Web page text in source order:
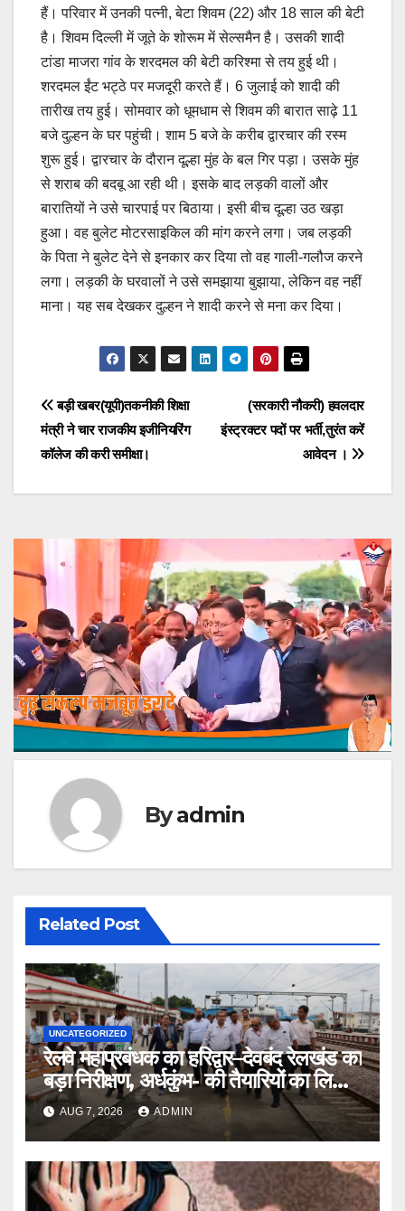
k
हैं। परिवार में उनकी पत्नी, बेटा शिवम (22) और 18 साल की बेटी
है। शिवम दिल्ली में जूते के शोरूम में सेल्समैन है। उसकी शादी
टांडा माजरा गांव के शरदमल की बेटी करिश्मा से तय हुई थी।
शरदमल ईंट भट्ठे पर मजदूरी करते हैं। 6 जुलाई को शादी की
तारीख तय हुई। सोमवार को धूमधाम से शिवम की बारात साढ़े 11
बजे दुल्हन के घर पहुंची। शाम 5 बजे के करीब द्वारचार की रस्म
शुरू हुई। द्वारचार के दौरान दूल्हा मुंह के बल गिर पड़ा। उसके मुंह
से शराब की बदबू आ रही थी। इसके बाद लड़की वालों और
बारातियों ने उसे चारपाई पर बिठाया। इसी बीच दूल्हा उठ खड़ा
हुआ। वह बुलेट मोटरसाइकिल की मांग करने लगा। जब लड़की
के पिता ने बुलेट देने से इनकार कर दिया तो वह गाली-गलौज करने
लगा। लड़की के घरवालों ने उसे समझाया बुझाया, लेकिन वह नहीं
माना। यह सब देखकर दुल्हन ने शादी करने से मना कर दिया।
Post
navigation
(सरकारी नौकरी) हवलदार
इंस्ट्रक्टर पदों पर भर्ती,तुरंत करें
आवेदन ।
बड़ी खबर(यूपी)तकनीकी शिक्षा
मंत्री ने चार राजकीय इजीनियरिंग
कॉलेज की करी समीक्षा।
Byadmin
Related Post
UNCATEGORIZED
रेलवे महाप्रबंधक का हरिद्वार–देवबंद रेलखंड का
बड़ा निरीक्षण, अर्धकुंभ- की तैयारियों का लिया
जायजा
AUG 7, 2026 ADMIN